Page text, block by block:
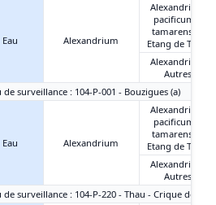
Eau Alexandrium
Alexandrium
pacificum +
tamarense -
Etang de Thau
Alexandrium
Autres
de surveillance : 104-P-001 - Bouzigues (a)
Eau Alexandrium
Alexandrium
pacificum +
tamarense -
Etang de Thau
Alexandrium
Autres
de surveillance : 104-P-220 - Thau - Crique de